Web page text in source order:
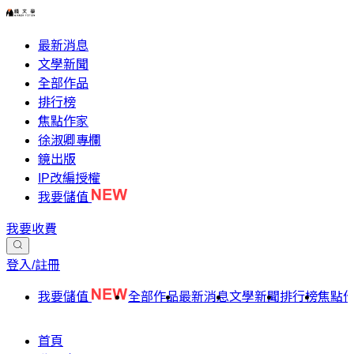
最新消息
文學新聞
全部作品
排行榜
焦點作家
徐淑卿專欄
鏡出版
IP改編授權
我要儲值
我要收費
登入/註冊
我要儲值 全部作品最新消息文學新聞排行榜焦點
首頁